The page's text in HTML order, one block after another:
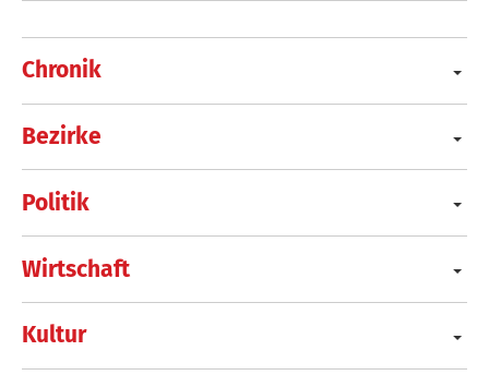
Chronik
Bezirke
Politik
Wirtschaft
Kultur